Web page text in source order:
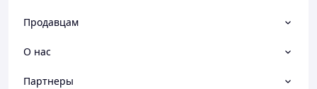
Продавцам
О нас
Партнеры